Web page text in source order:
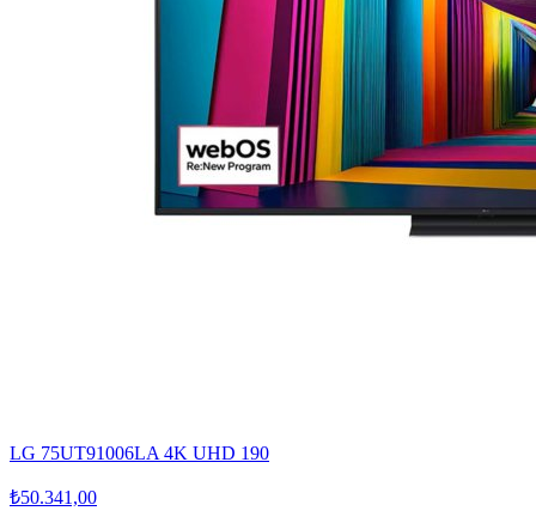
LG 75UT91006LA 4K UHD 190
₺50.341,00